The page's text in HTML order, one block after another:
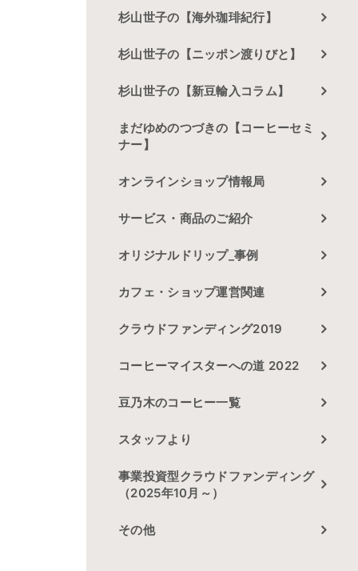
杉山世子の【海外珈琲紀行】
杉山世子の【ニッポン渡りびと】
杉山世子の【新豆輸入コラム】
まだゆめのつづきの【コーヒーセミ
ナー】
オンラインショップ情報局
サービス・商品のご紹介
オリジナルドリップ_事例
カフェ・ショップ運営関連
クラウドファンディング2019
コーヒーマイスターへの道 2022
豆乃木のコーヒー一覧
スタッフより
事業投資型クラウドファンディング
（2025年10月～）
その他